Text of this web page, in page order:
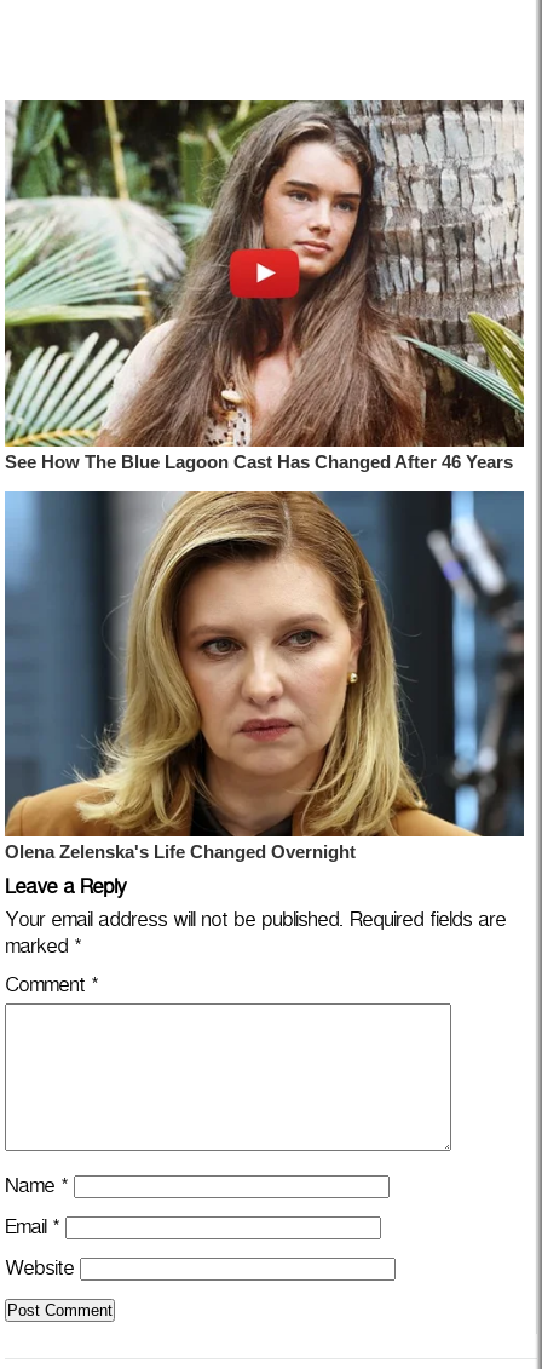
Leave a Reply
Your email address will not be published. Required fields are
marked *
Comment *
Name *
Email *
Website